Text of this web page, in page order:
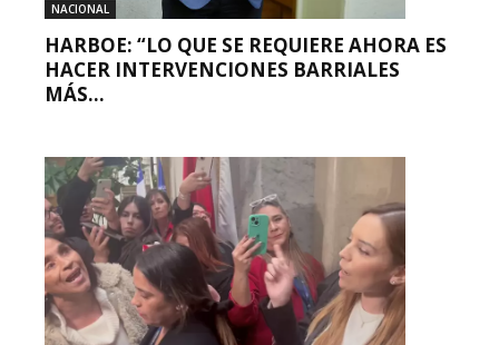
NACIONAL
HARBOE: “LO QUE SE REQUIERE AHORA ES
HACER INTERVENCIONES BARRIALES
MÁS...